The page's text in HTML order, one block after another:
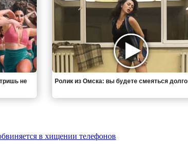
не
Ролик из Омска: вы будете смеяться долго
в хищении телефонов